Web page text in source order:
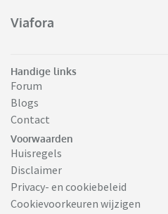
Viafora
Handige links
Forum
Blogs
Contact
Voorwaarden
Huisregels
Disclaimer
Privacy- en cookiebeleid
Cookievoorkeuren wijzigen